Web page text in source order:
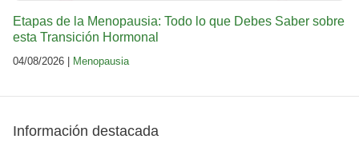
Etapas de la Menopausia: Todo lo que Debes Saber sobre
esta Transición Hormonal
04/08/2026 | Menopausia
Información destacada